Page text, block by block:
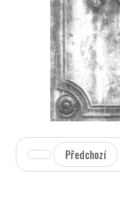
Předchozí